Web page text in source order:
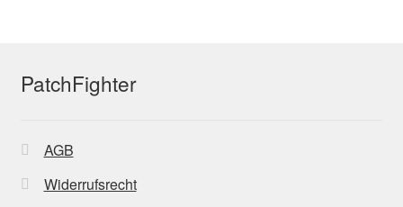
PatchFighter
AGB
Widerrufsrecht